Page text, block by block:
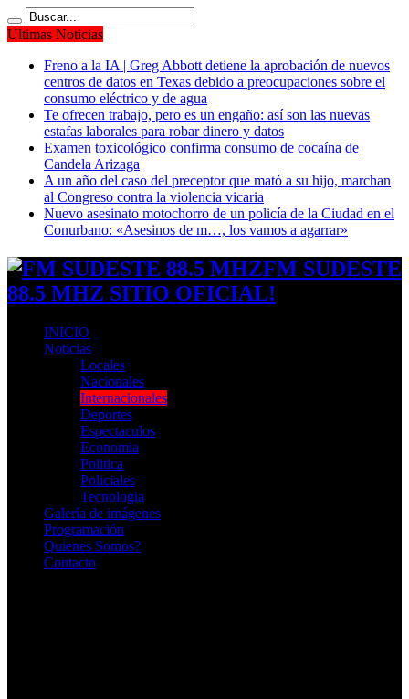
Ultimas Noticias
Freno a la IA | Greg Abbott detiene la aprobación de nuevos
centros de datos en Texas debido a preocupaciones sobre el
consumo eléctrico y de agua
Te ofrecen trabajo, pero es un engaño: así son las nuevas
estafas laborales para robar dinero y datos
Examen toxicológico confirma consumo de cocaína de
Candela Arizaga
A un año del caso del preceptor que mató a su hijo, marchan
al Congreso contra la violencia vicaria
Nuevo asesinato motochorro de un policía de la Ciudad en el
Conurbano: «Asesinos de m…, los vamos a agarrar»
FM SUDESTE
88.5 MHZ SITIO OFICIAL!
INICIO
Noticias
Locales
Nacionales
Internacionales
Deportes
Espectaculos
Economia
Politica
Policiales
Tecnologia
Galería de imágenes
Programación
Quienes Somos?
Contacto